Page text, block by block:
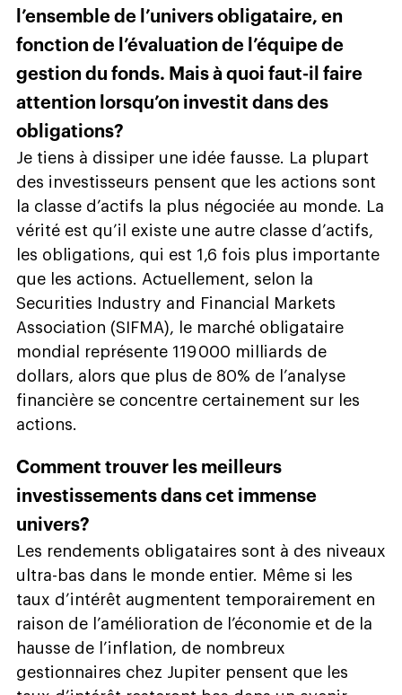
l’ensemble de l’univers obligataire, en
fonction de l’évaluation de l’équipe de
gestion du fonds. Mais à quoi faut-il faire
attention lorsqu’on investit dans des
obligations?
Je tiens à dissiper une idée fausse. La plupart
des investisseurs pensent que les actions sont
la classe d’actifs la plus négociée au monde. La
vérité est qu’il existe une autre classe d’actifs,
les obligations, qui est 1,6 fois plus importante
que les actions. Actuellement, selon la
Securities Industry and Financial Markets
Association (SIFMA), le marché obligataire
mondial représente 119 000 milliards de
dollars, alors que plus de 80% de l’analyse
financière se concentre certainement sur les
actions.
Comment trouver les meilleurs
investissements dans cet immense
univers?
Les rendements obligataires sont à des niveaux
ultra-bas dans le monde entier. Même si les
taux d’intérêt augmentent temporairement en
raison de l’amélioration de l’économie et de la
hausse de l’inflation, de nombreux
gestionnaires chez Jupiter pensent que les